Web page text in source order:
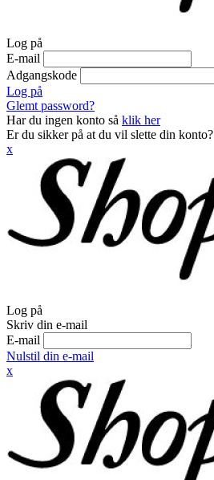
Log på
E-mail
Adgangskode
Log på
Glemt password?
Har du ingen konto så klik her
Er du sikker på at du vil slette din konto?
x
Log på
Skriv din e-mail
E-mail
Nulstil din e-mail
x